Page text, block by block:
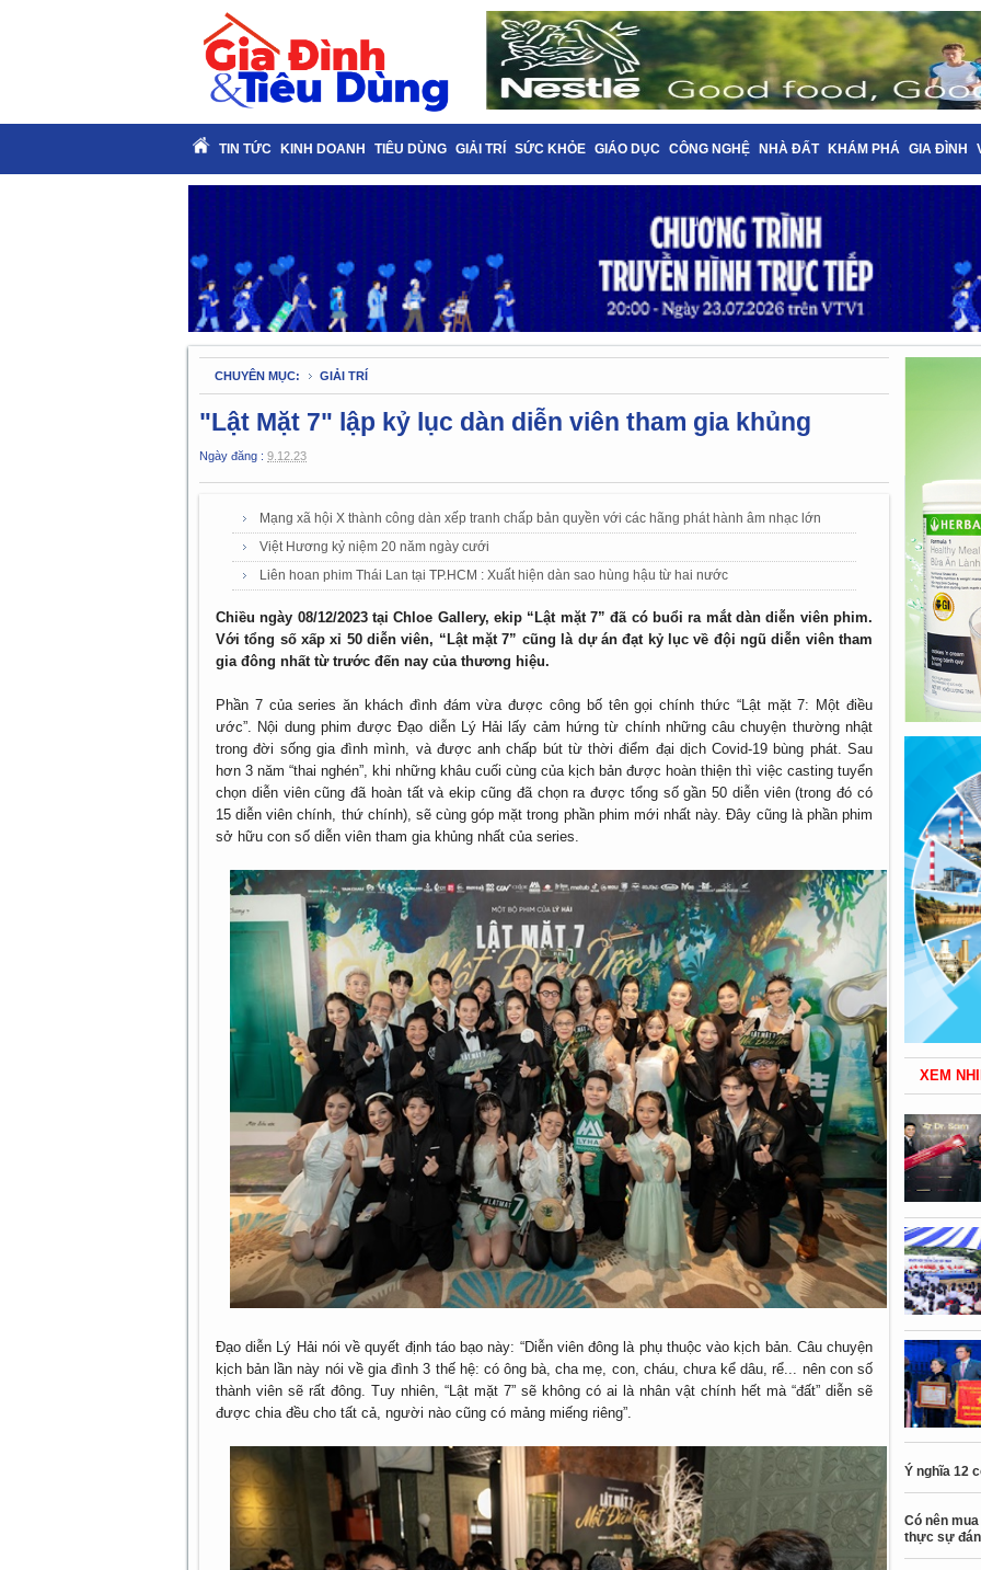
TIN TỨC KINH DOANH TIÊU DÙNG GIẢI TRÍ SỨC KHỎE GIÁO DỤC CÔNG NGHỆ NHÀ ĐẤT KHÁM PHÁ GIA ĐÌNH
CHUYÊN MỤC: GIẢI TRÍ
"Lật Mặt 7" lập kỷ lục dàn diễn viên tham gia khủng
Ngày đăng : 9.12.23
Mạng xã hội X thành công dàn xếp tranh chấp bản quyền với các hãng phát hành âm nhạc lớn
Việt Hương kỷ niệm 20 năm ngày cưới
Liên hoan phim Thái Lan tại TP.HCM : Xuất hiện dàn sao hùng hậu từ hai nước
Chiều ngày 08/12/2023 tại Chloe Gallery, ekip “Lật mặt 7” đã có buổi ra mắt dàn diễn viên phim.
Với tổng số xấp xỉ 50 diễn viên, “Lật mặt 7” cũng là dự án đạt kỷ lục về đội ngũ diễn viên tham
gia đông nhất từ trước đến nay của thương hiệu.
Phần 7 của series ăn khách đình đám vừa được công bố tên gọi chính thức “Lật mặt 7: Một điều
ước”. Nội dung phim được Đạo diễn Lý Hải lấy cảm hứng từ chính những câu chuyện thường nhật
trong đời sống gia đình mình, và được anh chấp bút từ thời điểm đại dịch Covid-19 bùng phát. Sau
hơn 3 năm “thai nghén”, khi những khâu cuối cùng của kịch bản được hoàn thiện thì việc casting tuyển
chọn diễn viên cũng đã hoàn tất và ekip cũng đã chọn ra được tổng số gần 50 diễn viên (trong đó có
15 diễn viên chính, thứ chính), sẽ cùng góp mặt trong phần phim mới nhất này. Đây cũng là phần phim
sở hữu con số diễn viên tham gia khủng nhất của series.
Đạo diễn Lý Hải nói về quyết định táo bạo này: “Diễn viên đông là phụ thuộc vào kịch bản. Câu chuyện
kịch bản lần này nói về gia đình 3 thế hệ: có ông bà, cha mẹ, con, cháu, chưa kể dâu, rể... nên con số
thành viên sẽ rất đông. Tuy nhiên, “Lật mặt 7” sẽ không có ai là nhân vật chính hết mà “đất” diễn sẽ
được chia đều cho tất cả, người nào cũng có mảng miếng riêng”.
XEM
Ý nghĩa 12
Có nên
thực sự